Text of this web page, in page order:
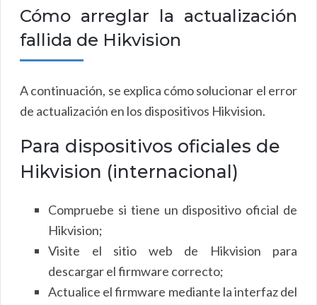
Cómo arreglar la actualización
fallida de Hikvision
A continuación, se explica cómo solucionar el error
de actualización en los dispositivos Hikvision.
Para dispositivos oficiales de
Hikvision (internacional)
Compruebe si tiene un dispositivo oficial de
Hikvision;
Visite el sitio web de Hikvision para
descargar el firmware correcto;
Actualice el firmware mediante la interfaz del